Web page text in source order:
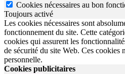
Cookies nécessaires au bon
Toujours activé
Les cookies nécessaires sont
fonctionnement du site. Cette
cookies qui assurent les
de sécurité du site Web. Ces cookies
personnelle.
Cookies publicitaires